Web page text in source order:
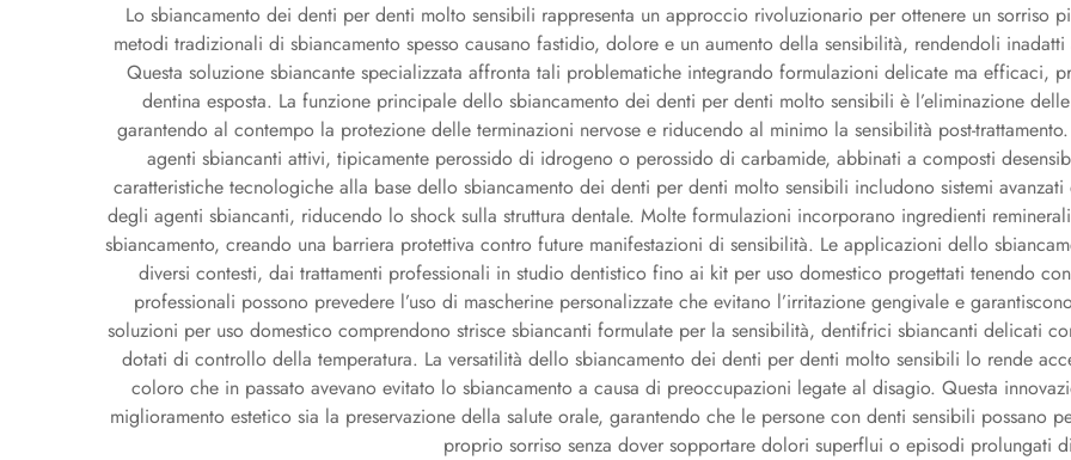
Lo sbiancamento dei denti per denti molto sensibili rappresenta un approccio rivoluzionario per ottenere un sorriso
metodi tradizionali di sbiancamento spesso causano fastidio, dolore e un aumento della sensibilità, rendendoli
Questa soluzione sbiancante specializzata affronta tali problematiche integrando formulazioni delicate ma efficaci,
dentina esposta. La funzione principale dello sbiancamento dei denti per denti molto sensibili è l’eliminazione
garantendo al contempo la protezione delle terminazioni nervose e riducendo al minimo la sensibilità post-
agenti sbiancanti attivi, tipicamente perossido di idrogeno o perossido di carbamide, abbinati a composti
caratteristiche tecnologiche alla base dello sbiancamento dei denti per denti molto sensibili includono sistemi
degli agenti sbiancanti, riducendo lo shock sulla struttura dentale. Molte formulazioni incorporano ingredienti
sbiancamento, creando una barriera protettiva contro future manifestazioni di sensibilità. Le applicazioni dello
diversi contesti, dai trattamenti professionali in studio dentistico fino ai kit per uso domestico progettati tenendo
professionali possono prevedere l’uso di mascherine personalizzate che evitano l’irritazione gengivale e
soluzioni per uso domestico comprendono strisce sbiancanti formulate per la sensibilità, dentifrici sbiancanti delicati
dotati di controllo della temperatura. La versatilità dello sbiancamento dei denti per denti molto sensibili lo rende
coloro che in passato avevano evitato lo sbiancamento a causa di preoccupazioni legate al disagio. Questa
miglioramento estetico sia la preservazione della salute orale, garantendo che le persone con denti sensibili possano
proprio sorriso senza dover sopportare dolori superflui o episodi prolungati